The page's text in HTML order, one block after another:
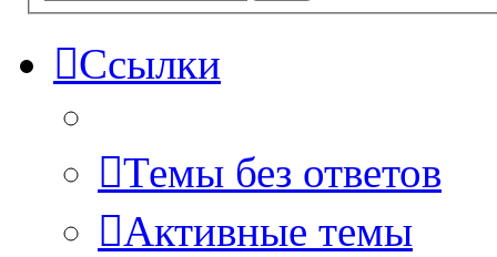
Ссылки
Темы без ответов
Активные темы